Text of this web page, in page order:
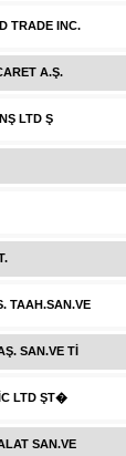
TRADE INC.
A.Ş.
LTD Ş
TAAH.SAN.VE
SAN.VE Tİ
LTD ŞT�
SAN.VE